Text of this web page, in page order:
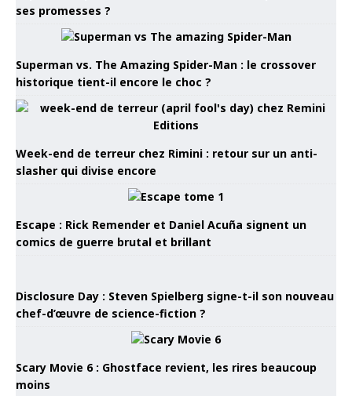
ses promesses ?
Superman vs. The Amazing Spider-Man : le crossover
historique tient-il encore le choc ?
Week-end de terreur chez Rimini : retour sur un anti-
slasher qui divise encore
Escape : Rick Remender et Daniel Acuña signent un
comics de guerre brutal et brillant
Disclosure Day : Steven Spielberg signe-t-il son nouveau
chef-d’œuvre de science-fiction ?
Scary Movie 6 : Ghostface revient, les rires beaucoup
moins